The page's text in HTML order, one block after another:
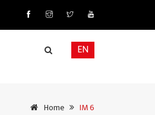
EN
Home IM 6